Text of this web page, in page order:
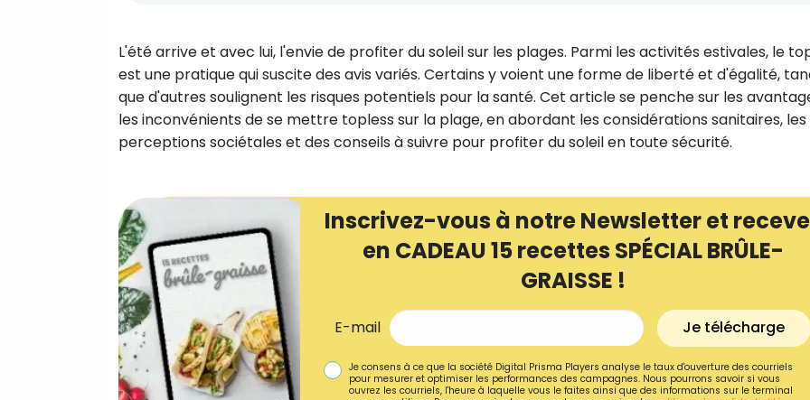
L'été arrive et avec lui, l'envie de profiter du soleil sur les plages. Parmi les activités estivales, le
est une pratique qui suscite des avis variés. Certains y voient une forme de liberté et d'égalité,
que d'autres soulignent les risques potentiels pour la santé. Cet article se penche sur les
les inconvénients de se mettre topless sur la plage, en abordant les considérations sanitaires, les
perceptions sociétales et des conseils à suivre pour profiter du soleil en toute sécurité.
Inscrivez-vous à notre Newsletter et
en CADEAU 15 recettes SPÉCIAL BRÛLE-
GRAISSE !
E-mail Je télécharge
Je consens à ce que la société Digital Prisma Players analyse le taux d'ouverture des courriels
pour mesurer et optimiser les performances des campagnes. Nous pourrons savoir si vous
ouvrez les courriels, l'heure à laquelle vous le faites ainsi que des informations sur le terminal